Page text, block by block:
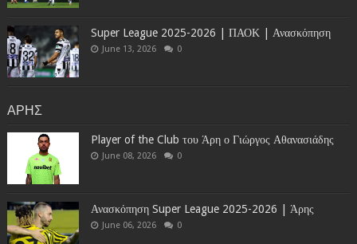
Super League 2025-2026 | ΠΑΟΚ | Ανασκόπηση
June 13, 2026 0
ΑΡΗΣ
Player of the Club του Άρη ο Γιώργος Αθανασιάδης
June 08, 2026 0
Ανασκόπηση Super League 2025-2026 | Άρης
June 06, 2026 0